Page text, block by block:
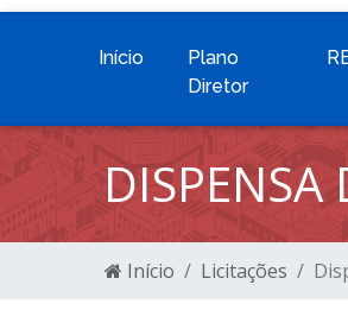
Início
Plano
Diretor
Início Licitações